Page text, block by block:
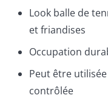
Look balle de
et friandises
Occupation
Peut être
contrôlée